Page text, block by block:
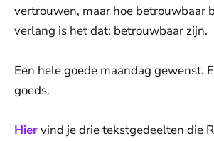
vertrouwen, maar hoe betrouwbaar
verlang is het dat: betrouwbaar zijn.
Een hele goede maandag gewenst.
goeds.
Hiervind je drie tekstgedeelten die